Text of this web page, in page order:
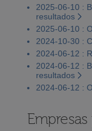
2025-06-10 :
resultados
2025-06-10 :
2024-10-30 :
2024-06-12 :
2024-06-12 :
resultados
2024-06-12 :